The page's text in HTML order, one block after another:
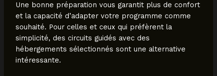
Une bonne préparation vous garantit plus de confort
et la capacité d’adapter votre programme comme
souhaité. Pour celles et ceux qui préfèrent la
simplicité, des circuits guidés avec des
hébergements sélectionnés sont une alternative
intéressante.